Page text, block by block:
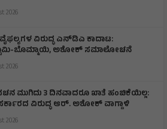
2026
ವಿರುದ್ಧ ಎನ್‌ಡಿಎ ಕಾದಾಟ:
ಬೊಮ್ಮಾಯಿ, ಅಶೋಕ್ ಸಮಾಲೋಚನೆ
2026
ಮುಗಿದು 3 ದಿನವಾದರೂ ಖಾತೆ ಹಂಚಿಕೆಯಿಲ್ಲ:
ವಿರುದ್ಧ ಆರ್‌. ಅಶೋಕ್ ವಾಗ್ದಾಳಿ
2026